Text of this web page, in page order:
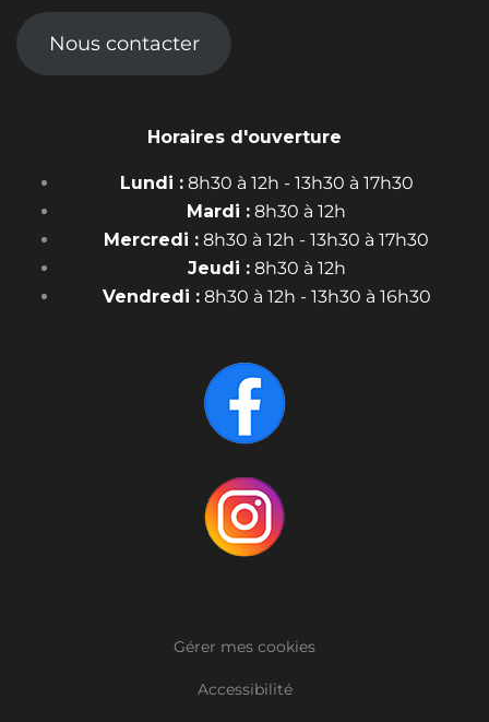
Nous contacter
Horaires d'ouverture
Lundi :8h30 à 12h - 13h30 à 17h30
Mardi : 8h30 à 12h
Mercredi : 8h30 à 12h - 13h30 à 17h30
Jeudi :8h30 à 12h
Vendredi :8h30 à 12h - 13h30 à 16h30
Gérer mes cookies
Accessibilité